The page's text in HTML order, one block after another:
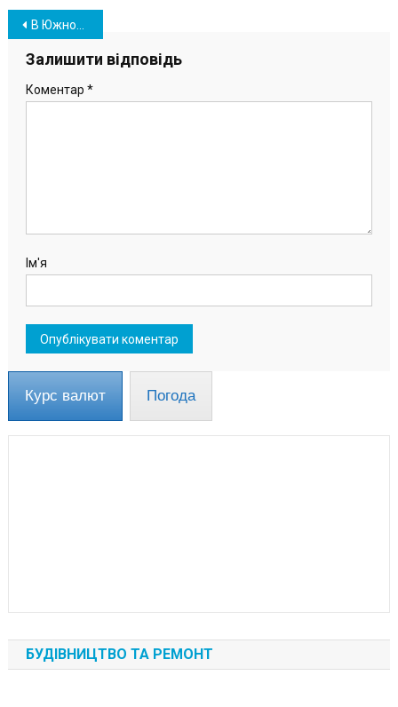
Навігація
записів
В Южном комиссия протестировала тренажеры спортплощадки, которую готовят к открытию
Залишити відповідь
Коментар *
Ім'я
Курс валют Погода
БУДІВНИЦТВО ТА РЕМОНТ